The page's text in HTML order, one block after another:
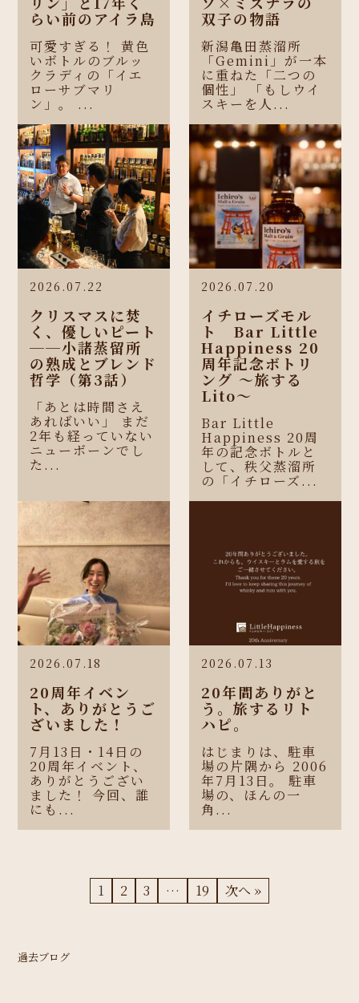
らい前のアイラ島
可愛すぎる！ 黄色
いボトルのブルッ
クラディの「イエ
ローサブマリ
ン」。 ...
双子の物語
新潟亀田蒸溜所
「Gemini」が一本
に重ねた「二つの
個性」 「もしウイ
スキーを人...
2026.07.22
クリスマスに焚
く、優しいピート
──小諸蒸留所
の熟成とブレンド
哲学（第3話）
「あとは時間さえ
あればいい」 まだ
2年も経っていない
ニューボーンでし
た...
2026.07.20
イチローズモル
ト Bar Little
Happiness 20
周年記念ボトリ
ング 〜旅する
Lito〜
Bar Little
Happiness 20周
年の記念ボトルと
して、秩父蒸溜所
の「イチローズ...
2026.07.18
20周年イベン
ト、ありがとうご
ざいました！
7月13日・14日の
20周年イベント、
ありがとうござい
ました！ 今回、誰
にも...
2026.07.13
20年間ありがと
う。旅するリト
ハピ。
はじまりは、駐車
場の片隅から 2006
年7月13日。 駐車
場の、ほんの一
角...
1 2 3 … 19 次へ »
過去ブログ